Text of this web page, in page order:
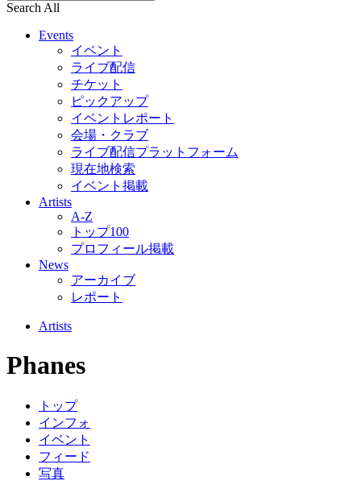
Search All
Events
イベント
ライブ配信
チケット
ピックアップ
イベントレポート
会場・クラブ
ライブ配信プラットフォーム
現在地検索
イベント掲載
Artists
A-Z
トップ100
プロフィール掲載
News
アーカイブ
レポート
Artists
Phanes
トップ
インフォ
イベント
フィード
写真